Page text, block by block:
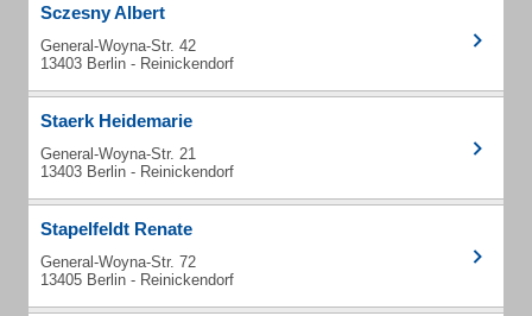
Sczesny Albert
General-Woyna-Str. 42
13403 Berlin - Reinickendorf
Staerk Heidemarie
General-Woyna-Str. 21
13403 Berlin - Reinickendorf
Stapelfeldt Renate
General-Woyna-Str. 72
13405 Berlin - Reinickendorf